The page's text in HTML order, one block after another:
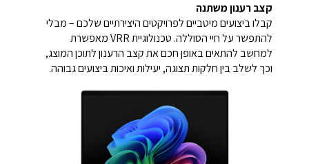
קצב רענון משתנה
קבלו ביצועים מיטביים לפרויקטים היצירתיים שלכם – מבלי
להתפשר על חיי הסוללה. טכנולוגיית VRR מאפשרת
למחשב להתאים באופן חכם את קצב הרענון לתוכן המוצג,
וכך לשלב בין חלקות תצוגה, יעילות ואיכות ביצועים גבוהה.